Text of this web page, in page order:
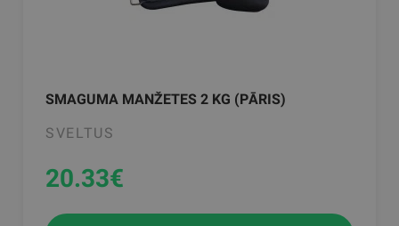
SMAGUMA MANŽETES 2 KG (PĀRIS)
SVELTUS
20.33€